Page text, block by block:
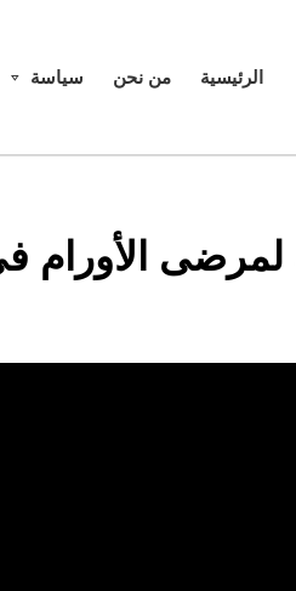
الرئيسية من نحن سياسة
لمرضى الأورام